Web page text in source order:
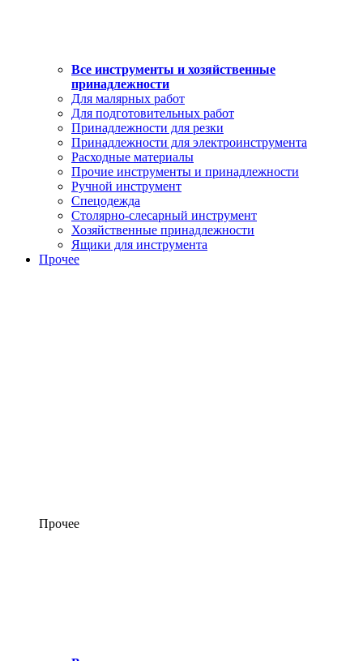
Все инструменты и хозяйственные
принадлежности
Для малярных работ
Для подготовительных работ
Принадлежности для резки
Принадлежности для электроинструмента
Расходные материалы
Прочие инструменты и принадлежности
Ручной инструмент
Спецодежда
Столярно-слесарный инструмент
Хозяйственные принадлежности
Ящики для инструмента
Прочее
Прочее